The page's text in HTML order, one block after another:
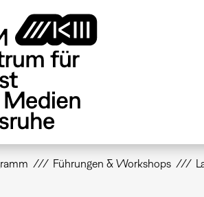
Führungen & Workshops